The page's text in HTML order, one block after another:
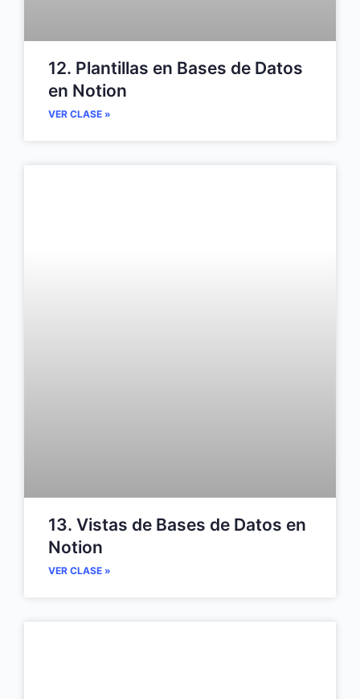
12. Plantillas en Bases de Datos
en Notion
VER CLASE »
13. Vistas de Bases de Datos en
Notion
VER CLASE »